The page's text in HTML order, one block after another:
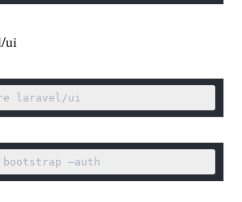
ui
laravel/ui
–auth